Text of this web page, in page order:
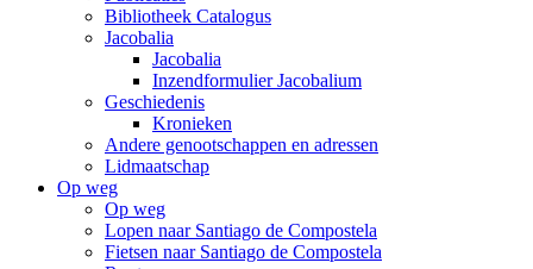
Bibliotheek Catalogus
Jacobalia
Jacobalia
Inzendformulier Jacobalium
Geschiedenis
Kronieken
Andere genootschappen en adressen
Lidmaatschap
Op weg
Op weg
Lopen naar Santiago de Compostela
Fietsen naar Santiago de Compostela